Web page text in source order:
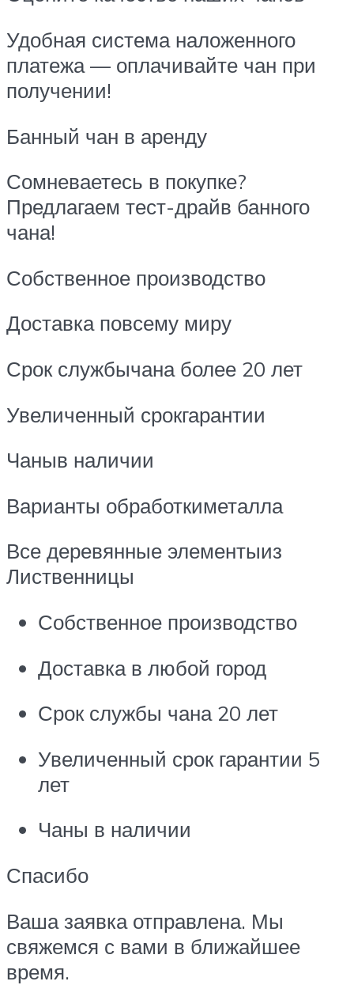
Удобная система наложенного
платежа — оплачивайте чан при
получении!
Банный чан в аренду
Сомневаетесь в покупке?
Предлагаем тест-драйв банного
чана!
Собственное производство
Доставка повсему миру
Срок службычана более 20 лет
Увеличенный срокгарантии
Чаныв наличии
Варианты обработкиметалла
Все деревянные элементыиз
Лиственницы
Собственное производство
Доставка в любой город
Срок службы чана 20 лет
Увеличенный срок гарантии 5
лет
Чаны в наличии
Спасибо
Ваша заявка отправлена. Мы
свяжемся с вами в ближайшее
время.